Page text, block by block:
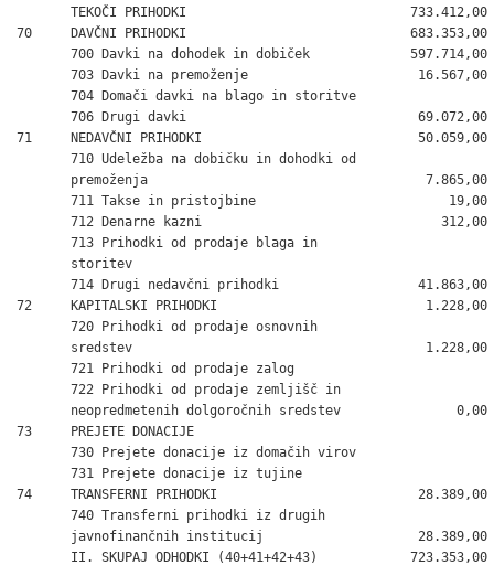
       TEKOČI PRIHODKI                             733.412,00
70     DAVČNI PRIHODKI                             683.353,00
       700 Davki na dohodek in dobiček             597.714,00
       703 Davki na premoženje                      16.567,00
       704 Domači davki na blago in storitve
       706 Drugi davki                              69.072,00
71     NEDAVČNI PRIHODKI                            50.059,00
       710 Udeležba na dobičku in dohodki od
       premoženja                                    7.865,00
       711 Takse in pristojbine                         19,00
       712 Denarne kazni                               312,00
       713 Prihodki od prodaje blaga in
       storitev
       714 Drugi nedavčni prihodki                  41.863,00
72     KAPITALSKI PRIHODKI                           1.228,00
       720 Prihodki od prodaje osnovnih
       sredstev                                      1.228,00
       721 Prihodki od prodaje zalog
       722 Prihodki od prodaje zemljišč in
       neopredmetenih dolgoročnih sredstev               0,00
73     PREJETE DONACIJE
       730 Prejete donacije iz domačih virov
       731 Prejete donacije iz tujine
74     TRANSFERNI PRIHODKI                          28.389,00
       740 Transferni prihodki iz drugih
       javnofinančnih institucij                    28.389,00
       II. SKUPAJ ODHODKI (40+41+42+43)            723.353,00